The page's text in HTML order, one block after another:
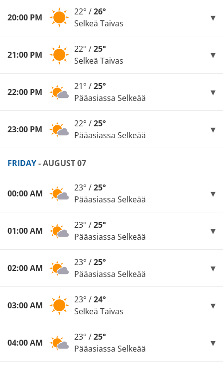
20:00 PM
22° /26°
Selkeä Taivas
21:00 PM
22° /25°
Selkeä Taivas
22:00 PM
21° /25°
Pääasiassa Selkeää
23:00 PM
22° /25°
Pääasiassa Selkeää
FRIDAY- AUGUST 07
00:00 AM
23° /25°
Pääasiassa Selkeää
01:00 AM
23° /25°
Pääasiassa Selkeää
02:00 AM
23° /25°
Pääasiassa Selkeää
03:00 AM
23° /24°
Selkeä Taivas
04:00 AM
23° /25°
Pääasiassa Selkeää